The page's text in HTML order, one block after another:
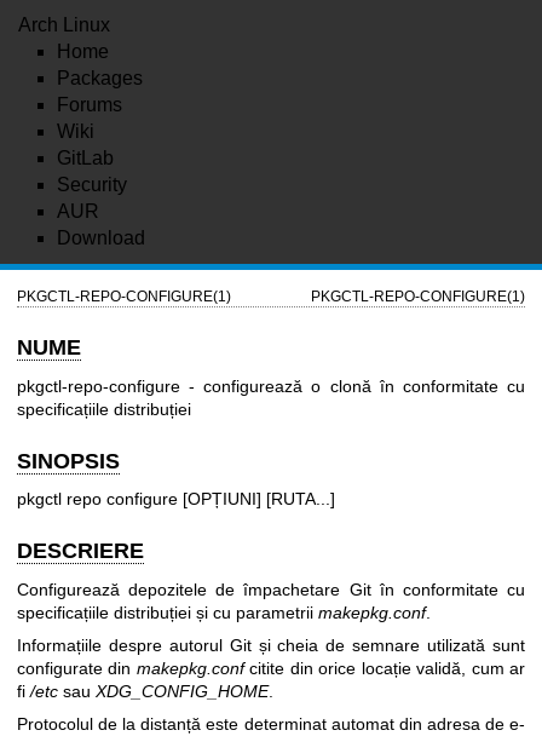
Arch Linux
Home
Packages
Forums
Wiki
GitLab
Security
AUR
Download
PKGCTL-REPO-CONFIGURE(1) PKGCTL-REPO-CONFIGURE(1)
NUME
pkgctl-repo-configure - configurează o clonă în conformitate cu
specificațiile distribuției
SINOPSIS
pkgctl repo configure [OPȚIUNI] [RUTA...]
DESCRIERE
Configurează depozitele de împachetare Git în conformitate cu
specificațiile distribuției și cu parametrii makepkg.conf.
Informațiile despre autorul Git și cheia de semnare utilizată sunt
configurate din makepkg.confcitite din orice locație validă, cum ar
fi/etc sau XDG_CONFIG_HOME.
Protocolul de la distanță este determinat automat din adresa de e-